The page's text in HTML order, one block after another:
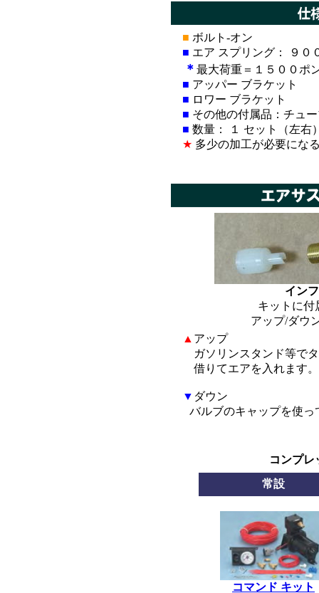
■ ボルト-オン
■ エア スプリング： ９０
＊ 最大荷重＝１５００ポ
■ アッパー ブラケット
■ ロワー ブラケット
■ その他の付属品：チュ
■ 数量： １ セット（左右
★ 多少の加工が必要にな
イン
キットに付
アップ/ダウ
▲ アップ
ガソリンスタンド等で
借りてエアを入れます。
▼ ダウン
バルブのキャップを使っ
コンプレ
常設
コマンド キット